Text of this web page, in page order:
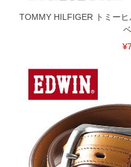
TOMMY HILFIGER トミー